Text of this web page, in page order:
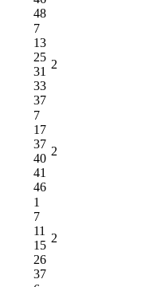
48
7
13
25
31
33
37
2
7
17
37
40
41
46
2
1
7
11
15
26
37
2